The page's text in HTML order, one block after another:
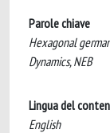
Parole chiave
Hexagonal
Dynamics, NEB
Lingua del
English